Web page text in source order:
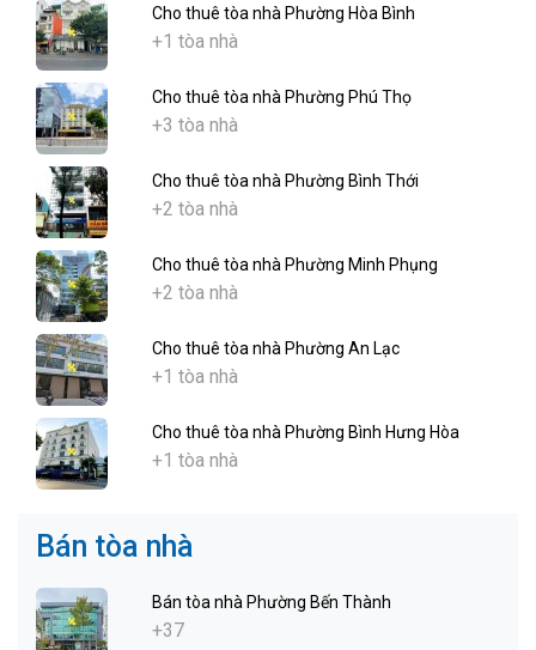
Cho thuê tòa nhà Phường Hòa Bình
+1 tòa nhà
Cho thuê tòa nhà Phường Phú Thọ
+3 tòa nhà
Cho thuê tòa nhà Phường Bình Thới
+2 tòa nhà
Cho thuê tòa nhà Phường Minh Phụng
+2 tòa nhà
Cho thuê tòa nhà Phường An Lạc
+1 tòa nhà
Cho thuê tòa nhà Phường Bình Hưng Hòa
+1 tòa nhà
Bán tòa nhà
Bán tòa nhà Phường Bến Thành
+37